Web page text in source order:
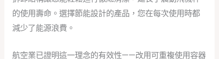
的使用壽命。選擇節能設計的產品，您在每次使用時都
減少了能源浪費。
航空業已證明這一理念的有效性——改用可重複使用容器